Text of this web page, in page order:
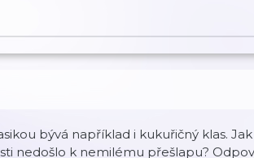
bývá například i kukuřičný klas.
nedošlo k nemilému přešlapu?